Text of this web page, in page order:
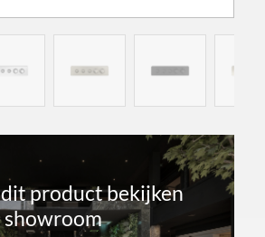
product bekijken
showroom